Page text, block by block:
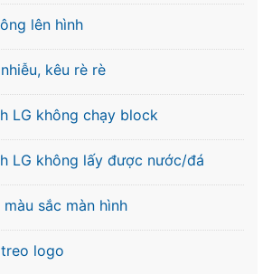
lên hình
kêu rè rè
LG không chạy block
LG không lấy được nước/đá
sắc màn hình
logo